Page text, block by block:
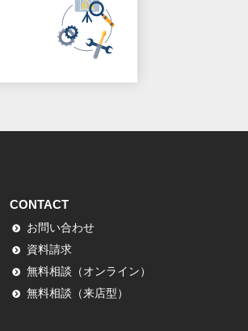
CONTACT
お問い合わせ
資料請求
無料相談（オンライン）
無料相談（来店型）